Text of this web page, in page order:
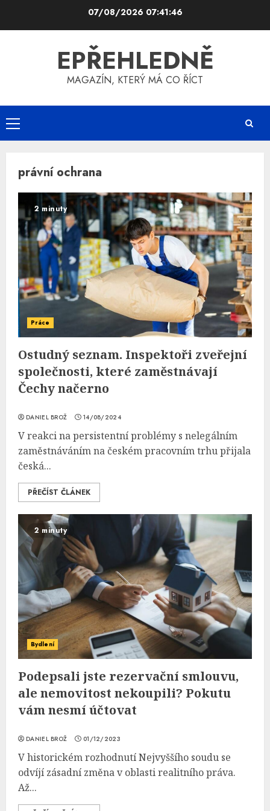
07/08/2026 07:41:47
EPŘEHLEDNĚ
MAGAZÍN, KTERÝ MÁ CO ŘÍCT
Primary
Menu
právní ochrana
2 minuty
Práce
Ostudný seznam. Inspektoři zveřejní
společnosti, které zaměstnávají
Čechy načerno
DANIEL BROŽ 14/08/2024
V reakci na persistentní problémy s nelegálním
zaměstnáváním na českém pracovním trhu přijala
česká...
PŘEČÍST ČLÁNEK
2 minuty
Bydlení
Podepsali jste rezervační smlouvu,
ale nemovitost nekoupili? Pokutu
vám nesmí účtovat
DANIEL BROŽ 01/12/2023
V historickém rozhodnutí Nejvyššího soudu se
odvíjí zásadní změna v oblasti realitního práva.
Až...